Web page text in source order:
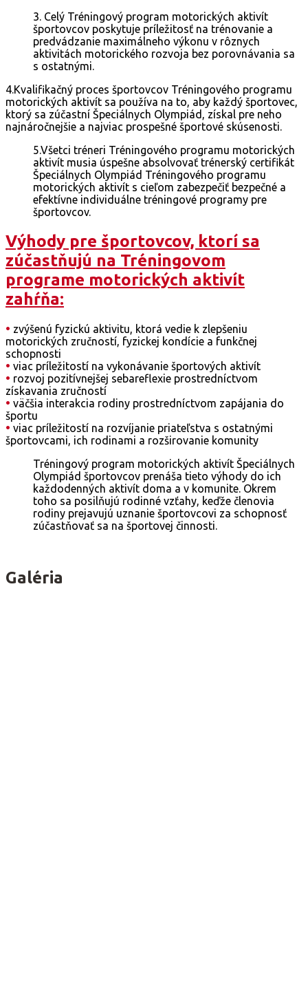
3. Celý Tréningový program motorických aktivít
športovcov poskytuje príležitosť na trénovanie a
predvádzanie maximálneho výkonu v rôznych
aktivitách motorického rozvoja bez porovnávania sa
s ostatnými.
4.Kvalifikačný proces športovcov Tréningového programu
motorických aktivít sa používa na to, aby každý športovec,
ktorý sa zúčastní Špeciálnych Olympiád, získal pre neho
najnáročnejšie a najviac prospešné športové skúsenosti.
5.Všetci tréneri Tréningového programu motorických
aktivít musia úspešne absolvovať trénerský certifikát
Špeciálnych Olympiád Tréningového programu
motorických aktivít s cieľom zabezpečiť bezpečné a
efektívne individuálne tréningové programy pre
športovcov.
Výhody pre športovcov, ktorí sa
zúčastňujú na Tréningovom
programe motorických aktivít
zahŕňa:
• zvýšenú fyzickú aktivitu, ktorá vedie k zlepšeniu
motorických zručností, fyzickej kondície a funkčnej
schopnosti
• viac príležitostí na vykonávanie športových aktivít
• rozvoj pozitívnejšej sebareflexie prostredníctvom
získavania zručností
• väčšia interakcia rodiny prostredníctvom zapájania do
športu
• viac príležitostí na rozvíjanie priateľstva s ostatnými
športovcami, ich rodinami a rozširovanie komunity
Tréningový program motorických aktivít Špeciálnych
Olympiád športovcov prenáša tieto výhody do ich
každodenných aktivít doma a v komunite. Okrem
toho sa posilňujú rodinné vzťahy, keďže členovia
rodiny prejavujú uznanie športovcovi za schopnosť
zúčastňovať sa na športovej činnosti.
Galéria